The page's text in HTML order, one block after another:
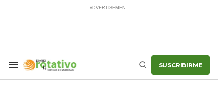
Search
Buscar SUSCRIBIRME